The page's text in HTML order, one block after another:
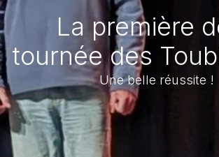
La première
tournée des
Une belle réussite !